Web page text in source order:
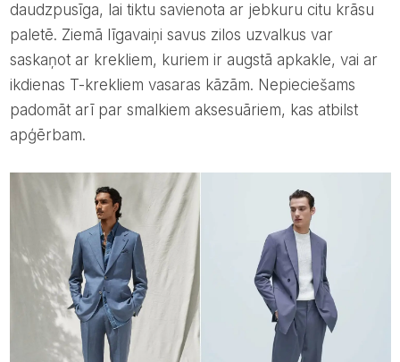
daudzpusīga, lai tiktu savienota ar jebkuru citu krāsu
paletē. Ziemā līgavaiņi savus zilos uzvalkus var
saskaņot ar krekliem, kuriem ir augstā apkakle, vai ar
ikdienas T-krekliem vasaras kāzām. Nepieciešams
padomāt arī par smalkiem aksesuāriem, kas atbilst
apģērbam.